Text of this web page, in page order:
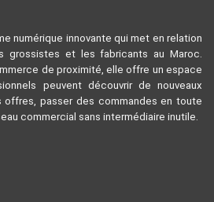
numérique innovante qui met en relation
grossistes et les fabricants au Maroc.
de proximité, elle offre un espace
peuvent découvrir de nouveaux
offres, passer des commandes en toute
commercial sans intermédiaire inutile.